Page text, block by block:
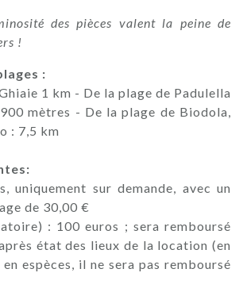
des pièces valent la peine de
!
:
1 km - De la plage de Padulella
mètres - De la plage de Biodola,
: 7,5 km
uniquement sur demande, avec un
de 30,00 €
: 100 euros ; sera remboursé
état des lieux de la location (en
espèces, il ne sera pas remboursé